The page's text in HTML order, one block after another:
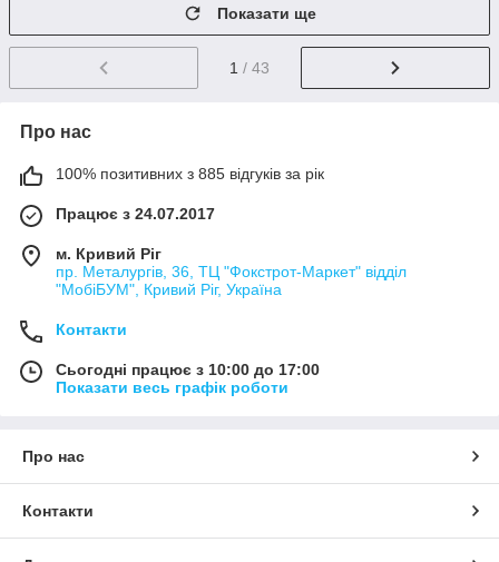
Показати ще
1 / 43
Про нас
100% позитивних з 885 відгуків за рік
Працює з 24.07.2017
м. Кривий Ріг
пр. Металургів, 36, ТЦ "Фокстрот-Маркет" відділ
"МобіБУМ", Кривий Ріг, Україна
Контакти
Сьогодні працює з 10:00 до 17:00
Показати весь графік роботи
Про нас
Контакти